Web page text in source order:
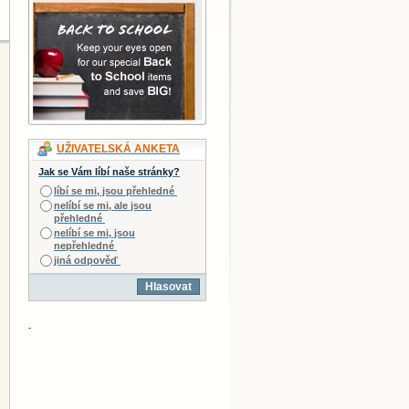
UŽIVATELSKÁ ANKETA
Jak se Vám líbí naše stránky?
líbí se mi, jsou přehledné
nelíbí se mi, ale jsou
přehledné
nelíbí se mi, jsou
nepřehledné
jiná odpověď
Hlasovat